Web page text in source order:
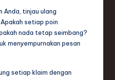
Anda, tinjau ulang
setiap poin
nada tetap seimbang?
menyempurnakan pesan
setiap klaim dengan